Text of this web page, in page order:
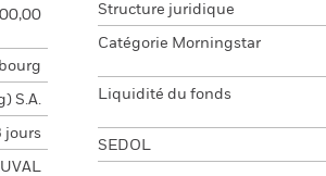
S.A.
jours
Structure juridique
Catégorie Morningstar
Liquidité du fonds
SEDOL